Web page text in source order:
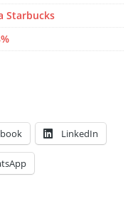
Starbucks
LinkedIn